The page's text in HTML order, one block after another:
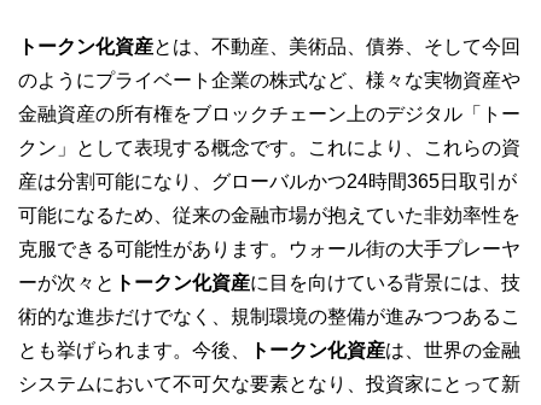
トークン化資産とは、不動産、美術品、債券、そして今回
のようにプライベート企業の株式など、様々な実物資産や
金融資産の所有権をブロックチェーン上のデジタル「トー
クン」として表現する概念です。これにより、これらの資
産は分割可能になり、グローバルかつ24時間365日取引が
可能になるため、従来の金融市場が抱えていた非効率性を
克服できる可能性があります。ウォール街の大手プレーヤ
ーが次々と トークン化資産に目を向けている背景には、技
術的な進歩だけでなく、規制環境の整備が進みつつあるこ
とも挙げられます。今後、
トークン化資産は、世界の金融
システムにおいて不可欠な要素となり、投資家にとって新